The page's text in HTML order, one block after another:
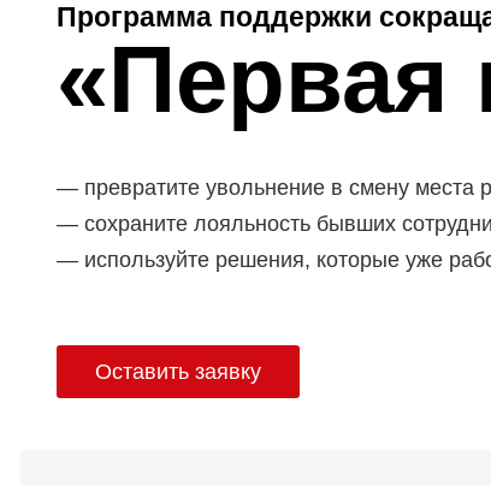
Программа поддержки
превратите увольнение в смену места
сохраните лояльность бывших
используйте решения, которые уже
Оставить заявку